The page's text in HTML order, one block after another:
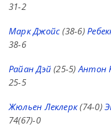
31-2
Марк Джойс (38-6)
38-6
Райан Дэй (25-5)Антон
25-5
Жюльен Леклерк(74-0)
74(67)-0